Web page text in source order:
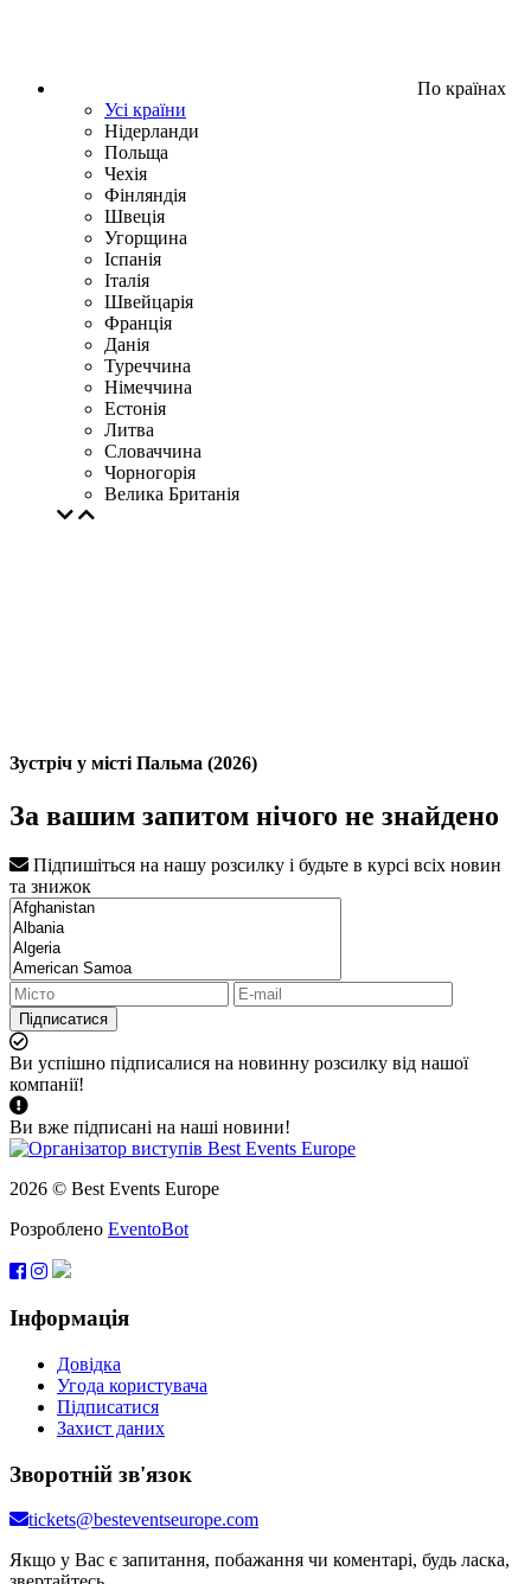
По країнах
Усі країни
Нідерланди
Польща
Чехія
Фінляндія
Швеція
Угорщина
Іспанія
Італія
Швейцарія
Франція
Данія
Туреччина
Німеччина
Естонія
Литва
Словаччина
Чорногорія
Велика Британія
Зустріч у місті Пальма (2026)
За вашим запитом нічого не знайдено
Підпишіться на нашу розсилку і будьте в курсі всіх новин
та знижок
Підписатися
Ви успішно підписалися на новинну розсилку від нашої
компанії!
Ви вже підписані на наші новини!
2026 © Best Events Europe
Розроблено EventoBot
Інформація
Довідка
Угода користувача
Підписатися
Захист даних
Зворотній зв'язок
tickets@besteventseurope.com
Якщо у Вас є запитання, побажання чи коментарі, будь ласка,